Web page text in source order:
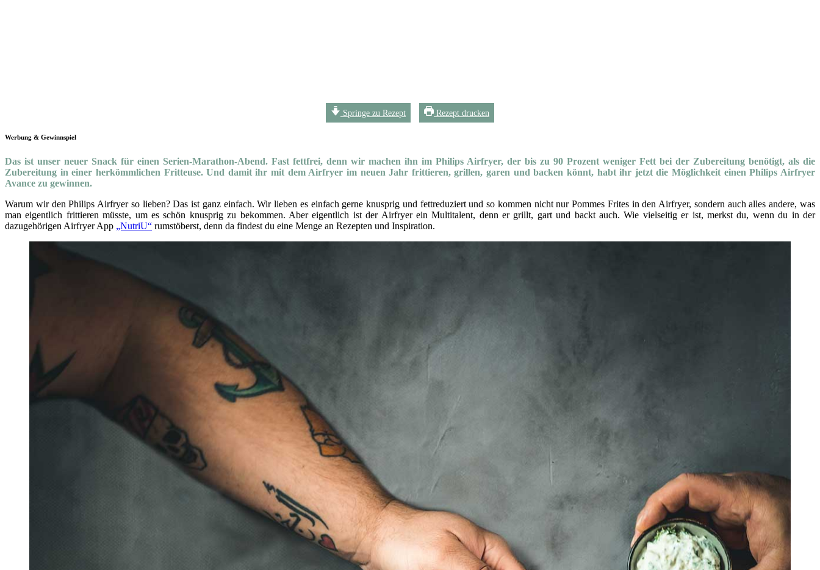
Springe zu Rezept Rezept drucken
Werbung & Gewinnspiel
Das ist unser neuer Snack für einen Serien-Marathon-Abend. Fast fettfrei, denn wir machen ihn im Philips Airfryer, der bis zu 90 Prozent weniger Fett bei der Zubereitung benötigt, als die
Zubereitung in einer herkömmlichen Fritteuse. Und damit ihr mit dem Airfryer im neuen Jahr frittieren, grillen, garen und backen könnt, habt ihr jetzt die Möglichkeit einen Philips Airfryer
Avance zu gewinnen.
Warum wir den Philips Airfryer so lieben? Das ist ganz einfach. Wir lieben es einfach gerne knusprig und fettreduziert und so kommen nicht nur Pommes Frites in den Airfryer, sondern auch alles andere, was
man eigentlich frittieren müsste, um es schön knusprig zu bekommen. Aber eigentlich ist der Airfryer ein Multitalent, denn er grillt, gart und backt auch. Wie vielseitig er ist, merkst du, wenn du in der
dazugehörigen Airfryer App „NutriU“ rumstöberst, denn da findest du eine Menge an Rezepten und Inspiration.